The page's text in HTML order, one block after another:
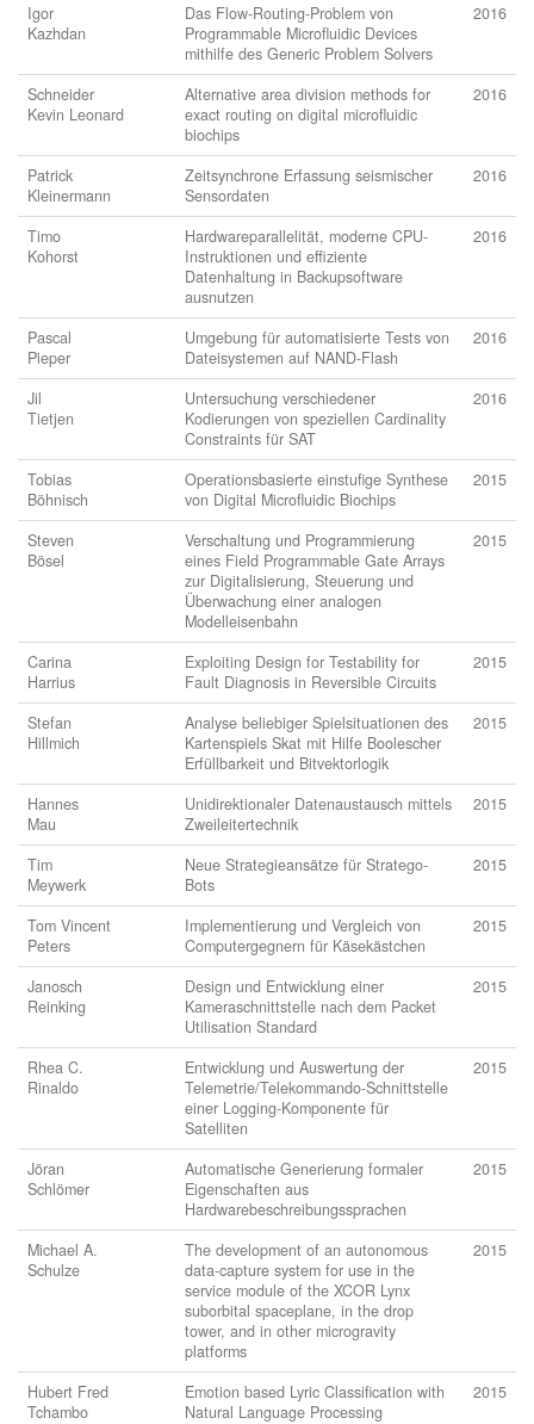
Igor
Kazhdan
Das Flow-Routing-Problem von
Programmable Microfluidic Devices
mithilfe des Generic Problem Solvers
2016
Schneider
Kevin Leonard
Alternative area division methods for
exact routing on digital microfluidic
biochips
2016
Patrick
Kleinermann
Zeitsynchrone Erfassung seismischer
Sensordaten
2016
Timo
Kohorst
Hardwareparallelität, moderne CPU-
Instruktionen und effiziente
Datenhaltung in Backupsoftware
ausnutzen
2016
Pascal
Pieper
Umgebung für automatisierte Tests von
Dateisystemen auf NAND-Flash
2016
Jil
Tietjen
Untersuchung verschiedener
Kodierungen von speziellen Cardinality
Constraints für SAT
2016
Tobias
Böhnisch
Operationsbasierte einstufige Synthese
von Digital Microfluidic Biochips
2015
Steven
Bösel
Verschaltung und Programmierung
eines Field Programmable Gate Arrays
zur Digitalisierung, Steuerung und
Überwachung einer analogen
Modelleisenbahn
2015
Carina
Harrius
Exploiting Design for Testability for
Fault Diagnosis in Reversible Circuits
2015
Stefan
Hillmich
Analyse beliebiger Spielsituationen des
Kartenspiels Skat mit Hilfe Boolescher
Erfüllbarkeit und Bitvektorlogik
2015
Hannes
Mau
Unidirektionaler Datenaustausch mittels
Zweileitertechnik
2015
Tim
Meywerk
Neue Strategieansätze für Stratego-
Bots
2015
Tom Vincent
Peters
Implementierung und Vergleich von
Computergegnern für Käsekästchen
2015
Janosch
Reinking
Design und Entwicklung einer
Kameraschnittstelle nach dem Packet
Utilisation Standard
2015
Rhea C.
Rinaldo
Entwicklung und Auswertung der
Telemetrie/Telekommando-Schnittstelle
einer Logging-Komponente für
Satelliten
2015
Jöran
Schlömer
Automatische Generierung formaler
Eigenschaften aus
Hardwarebeschreibungssprachen
2015
Michael A.
Schulze
The development of an autonomous
data-capture system for use in the
service module of the XCOR Lynx
suborbital spaceplane, in the drop
tower, and in other microgravity
platforms
2015
Hubert Fred
Tchambo
Emotion based Lyric Classification with
Natural Language Processing
2015